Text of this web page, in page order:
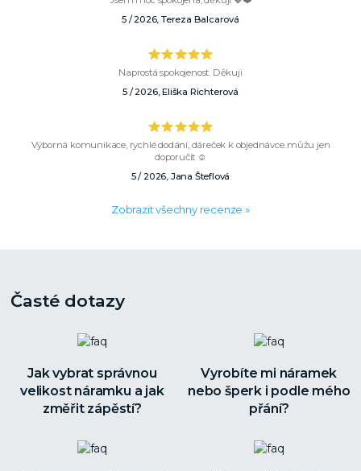
5 / 2026, Tereza Balcarová
Naprostá spokojenost. Děkuji
5 / 2026, Eliška Richterová
Výborná komunikace, rychlé dodání, dáreček k objednávce..můžu jen
doporučit ☺️
5 / 2026, Jana Šteflová
Zobrazit všechny recenze »
Časté dotazy
Jak vybrat správnou
velikost náramku a jak
změřit zápěstí?
Vyrobíte mi náramek
nebo šperk i podle mého
přání?